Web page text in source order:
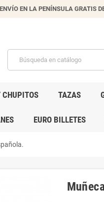
ENVÍO EN LA PENÍNSULA GRATIS
CHUPITOS TAZAS
EURO BILLETES